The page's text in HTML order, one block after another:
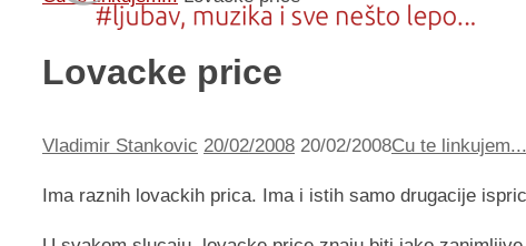
Lovacke price
Vladimir Stankovic 20/02/2008 20/02/2008Cu te linkujem...
Ima raznih lovackih prica. Ima i istih samo drugacije